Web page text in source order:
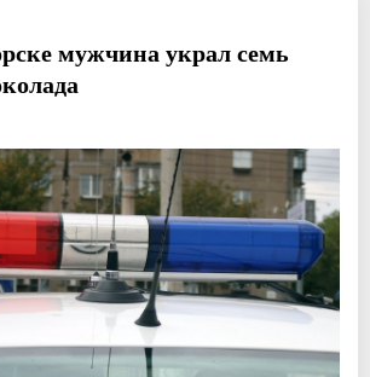
мужчина украл семь